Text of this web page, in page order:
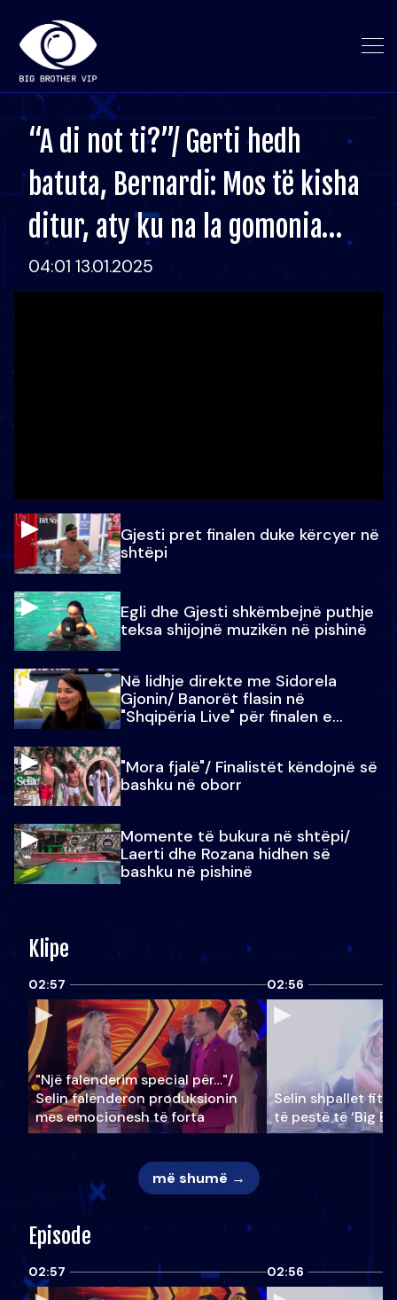
“A di not ti?”/ Gerti hedh
batuta, Bernardi: Mos të kisha
ditur, aty ku na la gomonia…
04:01 13.01.2025
Gjesti pret finalen duke kërcyer në
shtëpi
Egli dhe Gjesti shkëmbejnë puthje
teksa shijojnë muzikën në pishinë
Në lidhje direkte me Sidorela
Gjonin/ Banorët flasin në
"Shqipëria Live" për finalen e
"Mora fjalë"/ Finalistët këndojnë së
bashku në oborr
Momente të bukura në shtëpi/
Laerti dhe Rozana hidhen së
bashku në pishinë
Klipe
02:57
"Një falenderim special për…"/
Selin falënderon produksionin
mes emocionesh të forta
02:56
Selin shpallet
të pestë të ‘Big
më shumë →
Episode
02:57 02:56